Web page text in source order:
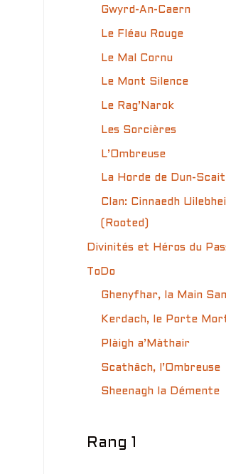
Gwyrd-An-Caern
Le Fléau Rouge
Le Mal Cornu
Le Mont Silence
Le Rag’Narok
Les Sorcières
L’Ombreuse
La Horde de Dun-
Clan: Cinnaedh
(Rooted)
Divinités et Héros du
ToDo
Ghenyfhar, la Main
Kerdach, le Porte
Plàigh a’Màthair
Scathâch, l’Ombreuse
Sheenagh la Démente
Rang 1